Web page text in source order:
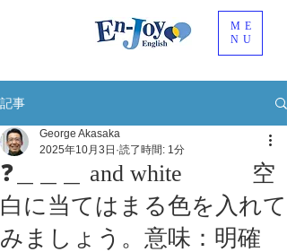
ME
NU
記事
❓＿＿＿ and white 空
白に当てはまる色を入れて
みましょう。意味：明確
George Akasaka
2025年10月3日 読了時間: 1分